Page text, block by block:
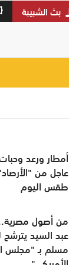
بث الشبيبة
أمطار ورعد
عاجل من
طقس اليوم
من أصول
عبد السيد
مسلم بـ "مجلس